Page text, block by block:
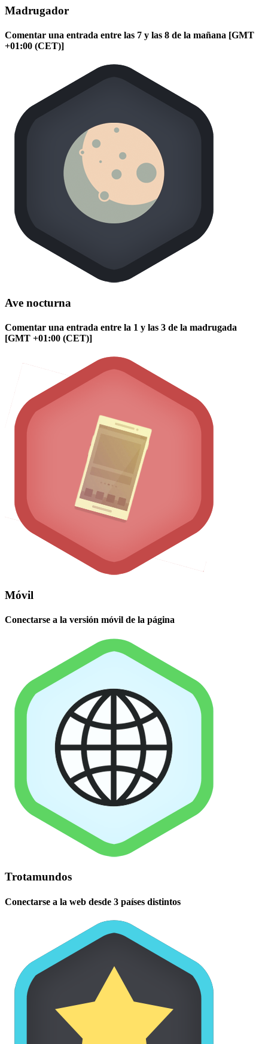
Madrugador
Comentar una entrada entre las 7 y las 8 de la mañana [GMT
+01:00 (CET)]
Ave nocturna
Comentar una entrada entre la 1 y las 3 de la madrugada
[GMT +01:00 (CET)]
Móvil
Conectarse a la versión móvil de la página
Trotamundos
Conectarse a la web desde 3 países distintos